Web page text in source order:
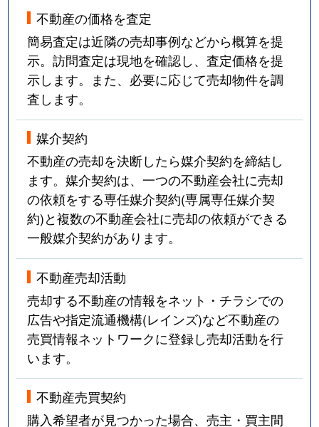
不動産の価格を査定
簡易査定は近隣の売却事例などから概算を提
示。訪問査定は現地を確認し、査定価格を提
示します。また、必要に応じて売却物件を調
査します。
媒介契約
不動産の売却を決断したら媒介契約を締結し
ます。媒介契約は、一つの不動産会社に売却
の依頼をする専任媒介契約(専属専任媒介契
約)と複数の不動産会社に売却の依頼ができる
一般媒介契約があります。
不動産売却活動
売却する不動産の情報をネット・チラシでの
広告や指定流通機構(レインズ)など不動産の
売買情報ネットワークに登録し売却活動を行
います。
不動産売買契約
購入希望者が見つかった場合、売主・買主間